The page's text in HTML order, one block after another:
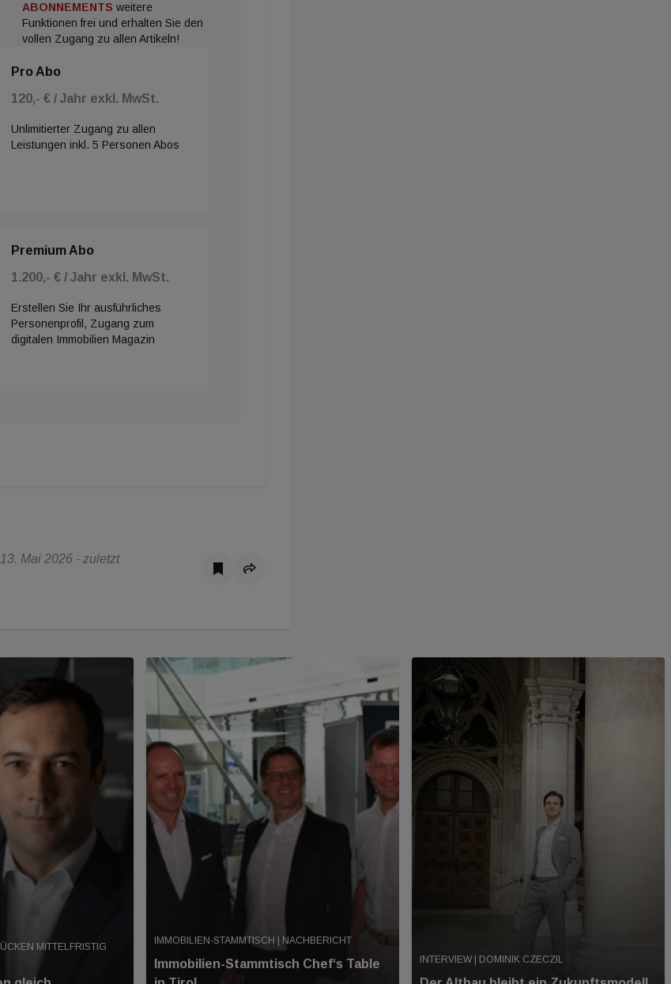
ABONNEMENTS weitere
Funktionen frei und erhalten Sie den
vollen Zugang zu allen Artikeln!
Pro Abo
120,- € / Jahr exkl. MwSt.
Unlimitierter Zugang zu allen
Leistungen inkl. 5 Personen Abos
Premium Abo
1.200,- € / Jahr exkl. MwSt.
Erstellen Sie Ihr ausführliches
Personenprofil, Zugang zum
digitalen Immobilien Magazin
Mai 2026 - zuletzt
MITTELFRISTIG
IMMOBILIEN-STAMMTISCH | NACHBERICHT
Immobilien-Stammtisch Chef‘s Table
INTERVIEW | DOMINIK CZECZIL